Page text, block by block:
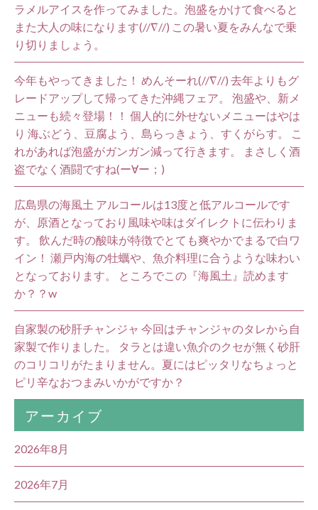
ラメルアイスを作ってみました。泡盛をかけて食べると
また大人の味になります(//∇//) この暑い夏をみんなで乗
り切りましょう。
今年もやってきました！ めんそーれ(//∇//) 去年よりもグ
レードアップして帰ってきた沖縄フェア。 泡盛や、新メ
ニューも続々登場！！ 個人的に外せないメニューはやは
り 海ぶどう、豆腐よう、島らっきょう、すくがらす。 こ
れがあれば泡盛がガンガン減って行きます。 まさしく酒
盗でなく酒闘ですね(ー∀ー；)
広島県の海風土 アルコールは13度と低アルコールです
が、原酒となっており風味や味はダイレクトに伝わりま
す。 飲んだ時の酸味が特徴でとても爽やかでまるで白ワ
イン！ 瀬戸内海の牡蠣や、魚介料理に合うような味わい
となっております。 ところでこの『海風土』読めます
か？？w
自家製の砂肝チャンジャ 今回はチャンジャのタレから自
家製で作りました。 タラとは違い魚介のクセが無く砂肝
のコリコリがたまりません。夏にはピッタリなちょっと
ピリ辛なおつまみいかがですか？
アーカイブ
2026年8月
2026年7月